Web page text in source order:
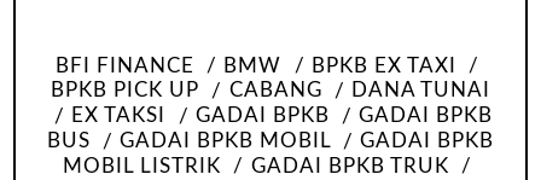
BFI FINANCE BMW
BPKB EX TAXI
BPKB PICK UP
CABANG
DANA TUNAI
EX TAKSI
GADAI BPKB
GADAI BPKB
BUS
GADAI BPKB MOBIL
GADAI BPKB
MOBIL LISTRIK
GADAI BPKB TRUK